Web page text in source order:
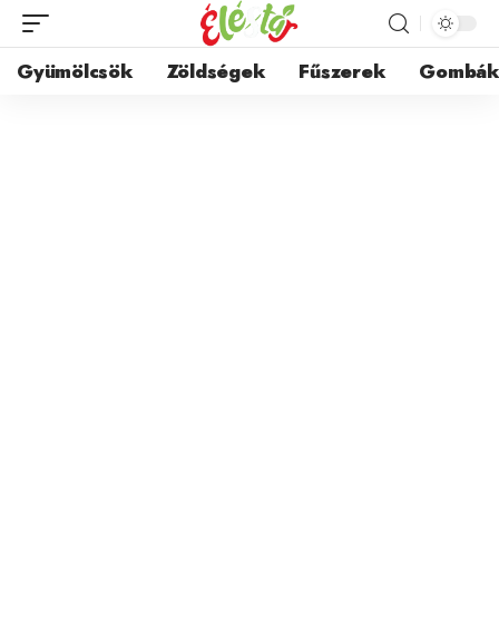
Gyümölcsök Zöldségek Fűszerek Gombák